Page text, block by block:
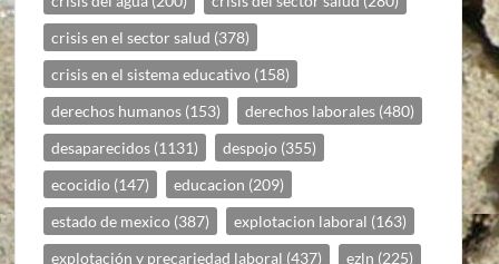
crisis en el sector salud (378)
crisis en el sistema educativo (158)
derechos humanos (153) derechos laborales (480)
desaparecidos (1131) despojo (355)
ecocidio (147) educacion (209)
estado de mexico (387) explotacion laboral (163)
explotación y precariedad laboral (437) ezln (225)